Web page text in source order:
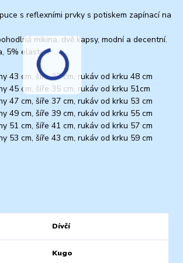
s reflexními prvky s potiskem zapínací na
mikina, dvě kapsy, modní a decentní.
5% elasten
43 cm, šíře 33 cm, rukáv od krku 48 cm
45 cm, šíře 35 cm, rukáv od krku 51cm
47 cm, šíře 37 cm, rukáv od krku 53 cm
49 cm, šíře 39 cm, rukáv od krku 55 cm
51 cm, šíře 41 cm, rukáv od krku 57 cm
53 cm, šíře 43 cm, rukáv od krku 59 cm
Dívčí
Kugo